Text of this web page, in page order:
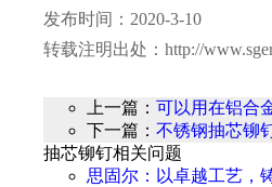
发布时间：2020-3-10
转载注明出处：http://
上一篇： 可以用在铝合
下一篇： 不锈钢抽芯铆
抽芯铆钉相关问题
思固尔：以卓越工艺，